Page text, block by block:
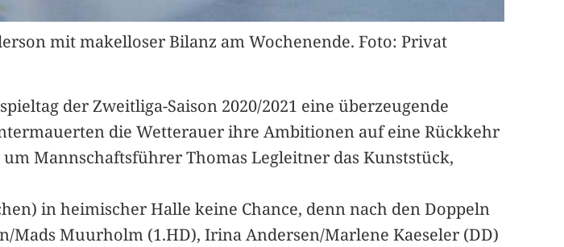
mit makelloser Bilanz am Wochenende. Foto: Privat
der Zweitliga-Saison 2020/2021 eine überzeugende
die Wetterauer ihre Ambitionen auf eine Rückkehr
Mannschaftsführer Thomas Legleitner das Kunststück,
in heimischer Halle keine Chance, denn nach den Doppeln
Mads Muurholm (1.HD), Irina Andersen/Marlene Kaeseler (DD)